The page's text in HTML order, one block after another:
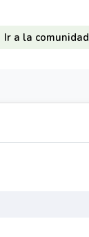
Ir a la comunidad